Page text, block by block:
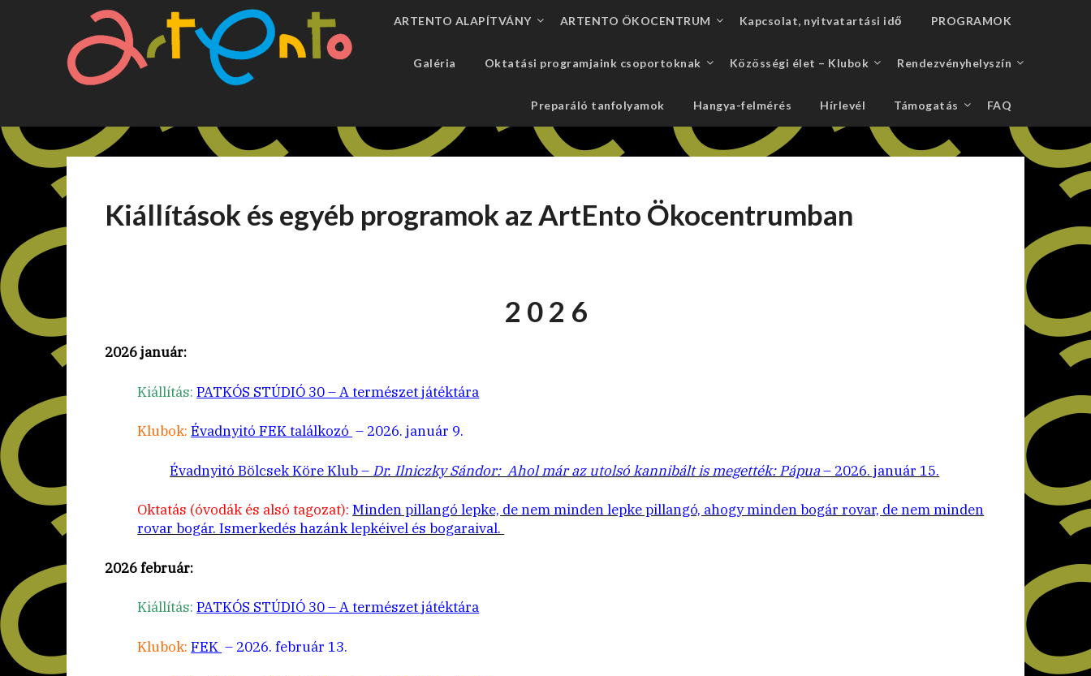
ARTENTO ALAPÍTVÁNY ARTENTO ÖKOCENTRUM Kapcsolat, nyitvatartási idő PROGRAMOK
Galéria Oktatási programjaink csoportoknak Közösségi élet – Klubok Rendezvényhelyszín
Preparáló tanfolyamok Hangya-felmérés Hírlevél Támogatás FAQ
Kiállítások és egyéb programok az ArtEnto Ökocentrumban
2 0 2 6
2026 január:
Kiállítás:PATKÓS STÚDIÓ 30 – A természet játéktára
Klubok:Évadnyitó FEK találkozó – 2026. január 9.
Évadnyitó Bölcsek Köre Klub – Dr. Ilniczky Sándor: Ahol már az utolsó kannibált is megették: Pápua– 2026. január 15.
Oktatás (óvodák és alsó tagozat):Minden pillangó lepke, de nem minden lepke pillangó, ahogy minden bogár rovar, de nem minden
rovar bogár. Ismerkedés hazánk lepkéivel és bogaraival.
2026 február:
Kiállítás:PATKÓS STÚDIÓ 30 – A természet játéktára
Klubok:FEK – 2026. február 13.